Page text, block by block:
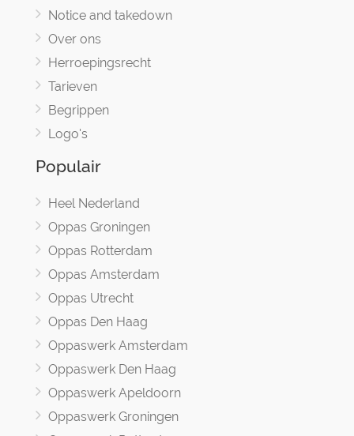
Notice and takedown
Over ons
Herroepingsrecht
Tarieven
Begrippen
Logo's
Populair
Heel Nederland
Oppas Groningen
Oppas Rotterdam
Oppas Amsterdam
Oppas Utrecht
Oppas Den Haag
Oppaswerk Amsterdam
Oppaswerk Den Haag
Oppaswerk Apeldoorn
Oppaswerk Groningen